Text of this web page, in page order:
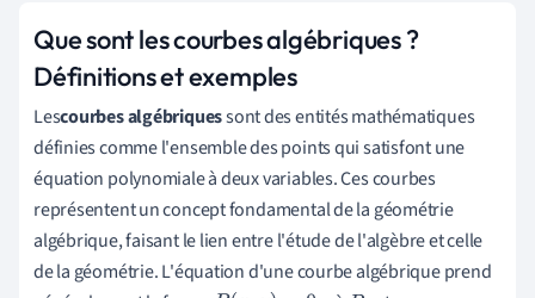
Que sont les courbes algébriques ?
Définitions et exemples
Lescourbes algébriquessont des entités mathématiques
définies comme l'ensemble des points qui satisfont une
équation polynomiale à deux variables. Ces courbes
représentent un concept fondamental de la géométrie
algébrique, faisant le lien entre l'étude de l'algèbre et celle
de la géométrie. L'équation d'une courbe algébrique prend